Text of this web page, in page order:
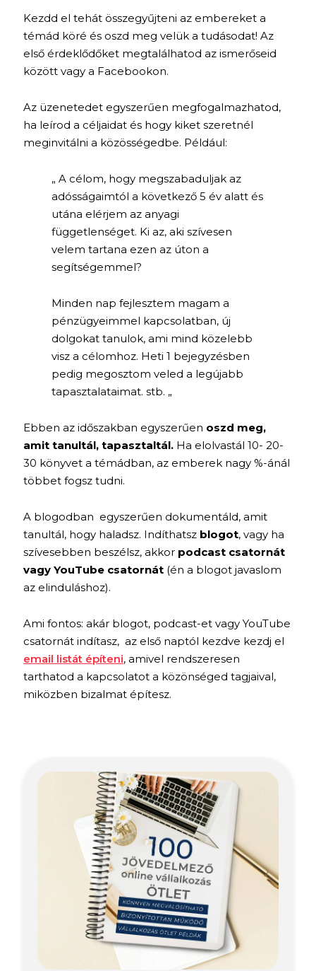
Kezdd el tehát összegyűjteni az embereket a
témád köré és oszd meg velük a tudásodat! Az
első érdeklődőket megtalálhatod az ismerőseid
között vagy a Facebookon.
Az üzenetedet egyszerűen megfogalmazhatod,
ha leírod a céljaidat és hogy kiket szeretnél
meginvitálni a közösségedbe. Például:
„ A célom, hogy megszabaduljak az
adósságaimtól a következő 5 év alatt és
utána elérjem az anyagi
függetlenséget. Ki az, aki szívesen
velem tartana ezen az úton a
segítségemmel?
Minden nap fejlesztem magam a
pénzügyeimmel kapcsolatban, új
dolgokat tanulok, ami mind közelebb
visz a célomhoz. Heti 1 bejegyzésben
pedig megosztom veled a legújabb
tapasztalataimat. stb. „
Ebben az időszakban egyszerűen oszd meg,
amit tanultál, tapasztaltál. Ha elolvastál 10- 20-
30 könyvet a témádban, az emberek nagy %-ánál
többet fogsz tudni.
A blogodban egyszerűen dokumentáld, amit
tanultál, hogy haladsz. Indíthatsz blogot, vagy ha
szívesebben beszélsz, akkor podcast csatornát
vagy YouTube csatornát (én a blogot javaslom
az elinduláshoz).
Ami fontos: akár blogot, podcast-et vagy YouTube
csatornát indítasz, az első naptól kezdve kezdj el
email listát építeni, amivel rendszeresen
tarthatod a kapcsolatot a közönséged tagjaival,
miközben bizalmat építesz.